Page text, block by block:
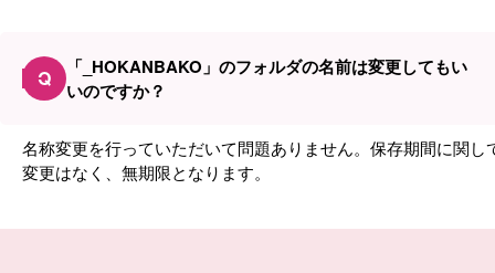
Q
「_HOKANBAKO」のフォルダの名前は変更してもい
いのですか？
名称変更を行っていただいて問題ありません。保存期間に関し
変更はなく、無期限となります。